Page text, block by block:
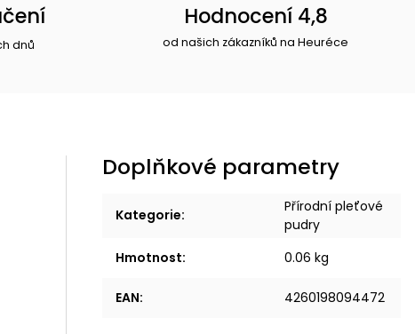
dnů
Hodnocení 4,8
od našich zákazníků na Heuréce
Doplňkové parametry
Kategorie:
Přírodní pleťové
pudry
Hmotnost: 0.06 kg
EAN: 4260198094472